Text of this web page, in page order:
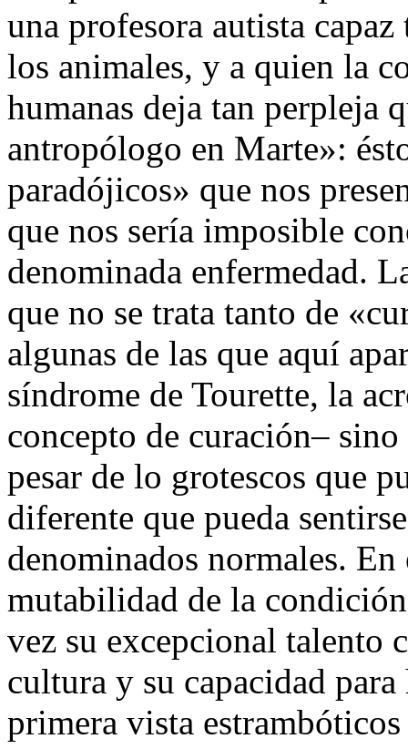
una profesora autista
los animales, y a quien la
humanas deja tan perpleja
antropólogo en Marte»:
paradójicos» que nos
que nos sería imposible
denominada enfermedad.
que no se trata tanto de
algunas de las que aquí
síndrome de Tourette, la
concepto de curación–
pesar de lo grotescos que
diferente que pueda
denominados normales. En
mutabilidad de la
vez su excepcional talento
cultura y su capacidad para
primera vista